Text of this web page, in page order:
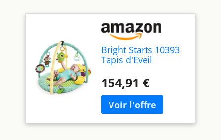
Bright Starts 10393
Tapis d'Eveil
154,91 €